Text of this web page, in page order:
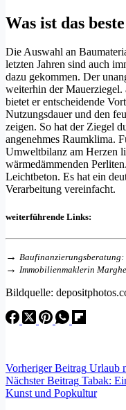
Was ist das
Die Auswahl an
letzten Jahren sind auch
dazu gekommen. Der
weiterhin der Mauerziegel.
bietet er entscheidende
Nutzungsdauer und den
zeigen. So hat der Ziegel
angenehmes Raumklima.
Umweltbilanz am Herzen
wärmedämmenden
Leichtbeton. Es hat ein
Verarbeitung vereinfacht.
weiterführende Links:
→ Baufinanzierungsberatung:
→ Immobilienmaklerin
Bildquelle:
VorherigerBeitrag Urlaub
NächsterBeitrag Tabak:
Kunst und Popkultur